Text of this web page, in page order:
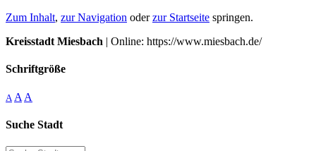
Zum Inhalt, zur Navigation oderzur Startseite springen.
Kreisstadt Miesbach | Online: https://www.miesbach.de/
Schriftgröße
A A A
Suche Stadt